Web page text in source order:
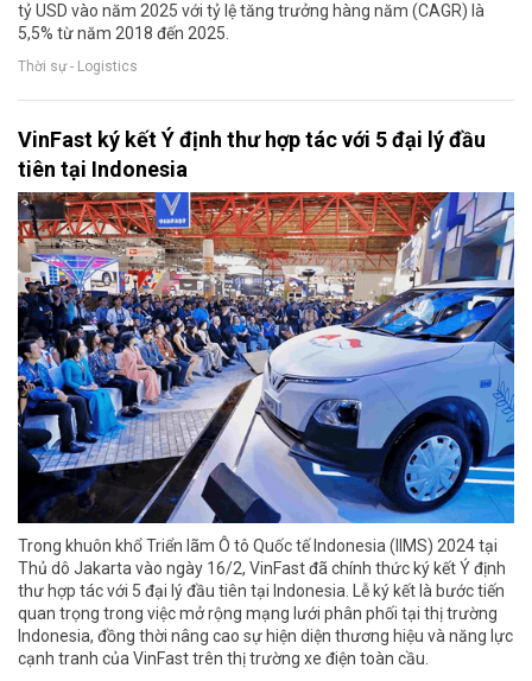
tỷ USD vào năm 2025 với tỷ lệ tăng trưởng hàng năm (CAGR) là
5,5% từ năm 2018 đến 2025.
Thời sự - Logistics
VinFast ký kết Ý định thư hợp tác với 5 đại lý đầu
tiên tại Indonesia
Trong khuôn khổ Triển lãm Ô tô Quốc tế Indonesia (IIMS) 2024 tại
Thủ dô Jakarta vào ngày 16/2, VinFast đã chính thức ký kết Ý định
thư hợp tác với 5 đại lý đầu tiên tại Indonesia. Lễ ký kết là bước tiến
quan trọng trong việc mở rộng mạng lưới phân phối tại thị trường
Indonesia, đồng thời nâng cao sự hiện diện thương hiệu và năng lực
cạnh tranh của VinFast trên thị trường xe điện toàn cầu.